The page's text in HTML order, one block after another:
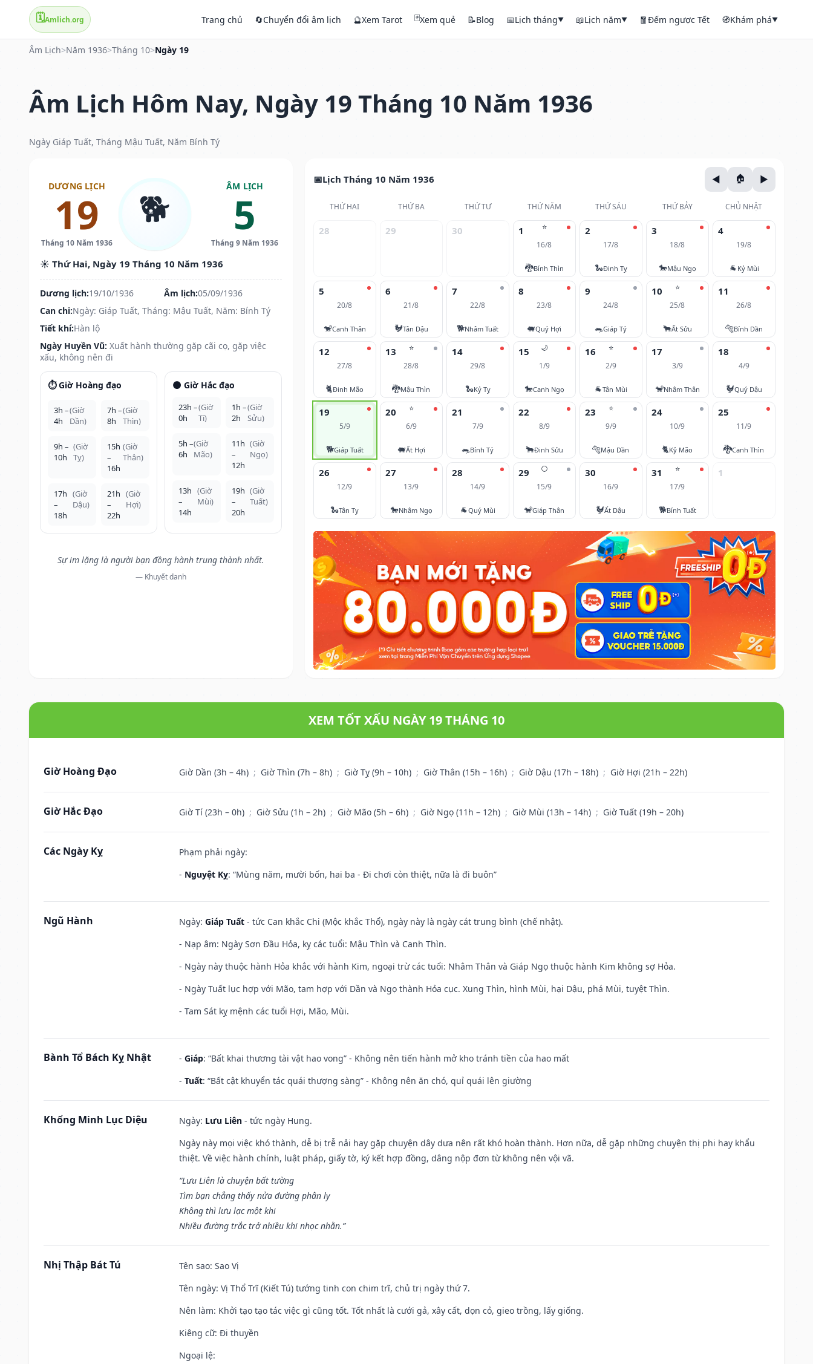
🗓️Amlich.org Trang chủ 🔄Chuyển đổi âm lịch 🔮Xem Tarot 🃏Xem quẻ 📝Blog 📅Lịch tháng▼ 📖Lịch năm▼ 🧧Đếm ngược Tết 🧭Khám phá▼
Âm Lịch>Năm 1936>Tháng 10>Ngày 19
Âm Lịch Hôm Nay, Ngày 19 Tháng 10 Năm 1936
Ngày Giáp Tuất, Tháng Mậu Tuất, Năm Bính Tý
DƯƠNG LỊCH
19
Tháng 10 Năm 1936
🐕 ÂM LỊCH
5
Tháng 9 Năm 1936
☀️ Thứ Hai, Ngày 19 Tháng 10 Năm 1936
Dương lịch:19/10/1936 Âm lịch:05/09/1936
Can chi:Ngày: Giáp Tuất, Tháng: Mậu Tuất, Năm: Bính Tý
Tiết khí:Hàn lộ
Ngày Huyền Vũ: Xuất hành thường gặp cãi cọ, gặp việc
xấu, không nên đi
⏱️ Giờ Hoàng đạo
3h –
4h
(Giờ
Dần)
7h –
8h
(Giờ
Thìn)
9h –
10h
(Giờ
Tỵ)
15h
–
16h
(Giờ
Thân)
17h
–
18h
(Giờ
Dậu)
21h
–
22h
(Giờ
Hợi)
🌑 Giờ Hắc đạo
23h –
0h
(Giờ
Tí)
1h –
2h
(Giờ
Sửu)
5h –
6h
(Giờ
Mão)
11h
–
12h
(Giờ
Ngọ)
13h
–
14h
(Giờ
Mùi)
19h
–
20h
(Giờ
Tuất)
Sự im lặng là người bạn đồng hành trung thành nhất.
— Khuyết danh
Lịch Tháng 10 Năm 1936
THỨ HAI THỨ BA THỨ TƯ THỨ NĂM THỨ SÁU THỨ BẢY CHỦ NHẬT
28 29 30 ⭐
1
16/8
🐉Bính Thìn
2
17/8
🐍Đinh Tỵ
3
18/8
🐎Mậu Ngọ
4
19/8
🐐 Kỷ Mùi
5
20/8
🐒Canh Thân
6
21/8
🐓Tân Dậu
7
22/8
🐕Nhâm Tuất
8
23/8
🐖Quý Hợi
9
24/8
🐀Giáp Tý
⭐
10
25/8
🐂Ất Sửu
11
26/8
🐅Bính Dần
12
27/8
🐈Đinh Mão
⭐
13
28/8
🐉Mậu Thìn
14
29/8
🐍Kỷ Tỵ
🌙
15
1/9
🐎Canh Ngọ
⭐
16
2/9
🐐Tân Mùi
17
3/9
🐒Nhâm Thân
18
4/9
🐓Quý Dậu
19
5/9
🐕Giáp Tuất
⭐
20
6/9
🐖Ất Hợi
21
7/9
🐀Bính Tý
22
8/9
🐂Đinh Sửu
⭐
23
9/9
🐅Mậu Dần
24
10/9
🐈Kỷ Mão
25
11/9
🐉Canh Thìn
26
12/9
🐍Tân Tỵ
27
13/9
🐎Nhâm Ngọ
28
14/9
🐐Quý Mùi
🌕
29
15/9
🐒Giáp Thân
30
16/9
🐓Ất Dậu
⭐
31
17/9
🐕Bính Tuất
1
XEM TỐT XẤU NGÀY 19 THÁNG 10
Giờ Hoàng Đạo Giờ Dần (3h – 4h) ; Giờ Thìn (7h – 8h) ; Giờ Tỵ (9h – 10h) ; Giờ Thân (15h – 16h) ; Giờ Dậu (17h – 18h) ; Giờ Hợi (21h – 22h)
Giờ Hắc Đạo Giờ Tí (23h – 0h) ; Giờ Sửu (1h – 2h) ; Giờ Mão (5h – 6h) ; Giờ Ngọ (11h – 12h) ; Giờ Mùi (13h – 14h) ; Giờ Tuất (19h – 20h)
Các Ngày Kỵ
Phạm phải ngày:
- Nguyệt Kỵ: “Mùng năm, mười bốn, hai ba - Đi chơi còn thiệt, nữa là đi buôn”
Ngũ Hành Ngày: Giáp Tuất - tức Can khắc Chi (Mộc khắc Thổ), ngày này là ngày cát trung bình (chế nhật).
- Nạp âm: Ngày Sơn Đầu Hỏa, kỵ các tuổi: Mậu Thìn và Canh Thìn.
- Ngày này thuộc hành Hỏa khắc với hành Kim, ngoại trừ các tuổi: Nhâm Thân và Giáp Ngọ thuộc hành Kim không sợ Hỏa.
- Ngày Tuất lục hợp với Mão, tam hợp với Dần và Ngọ thành Hỏa cục. Xung Thìn, hình Mùi, hại Dậu, phá Mùi, tuyệt Thìn.
- Tam Sát kỵ mệnh các tuổi Hợi, Mão, Mùi.
Bành Tổ Bách Kỵ Nhật - Giáp: “Bất khai thương tài vật hao vong” - Không nên tiến hành mở kho tránh tiền của hao mất
- Tuất: “Bất cật khuyển tác quái thượng sàng” - Không nên ăn chó, quỉ quái lên giường
Khổng Minh Lục Diệu Ngày: Lưu Liên - tức ngày Hung.
Ngày này mọi việc khó thành, dễ bị trễ nải hay gặp chuyện dây dưa nên rất khó hoàn thành. Hơn nữa, dễ gặp những chuyện thị phi hay khẩu
thiệt. Về việc hành chính, luật pháp, giấy tờ, ký kết hợp đồng, dâng nộp đơn từ không nên vội vã.
“Lưu Liên là chuyện bất tường
Tìm bạn chẳng thấy nửa đường phân ly
Không thì lưu lạc một khi
Nhiều đường trắc trở nhiều khi nhọc nhằn.”
Nhị Thập Bát Tú Tên sao: Sao Vị
Tên ngày: Vị Thổ Trĩ (Kiết Tú) tướng tinh con chim trĩ, chủ trị ngày thứ 7.
Nên làm: Khởi tạo tạo tác việc gì cũng tốt. Tốt nhất là cưới gả, xây cất, dọn cỏ, gieo trồng, lấy giống.
Kiêng cữ: Đi thuyền
Ngoại lệ: